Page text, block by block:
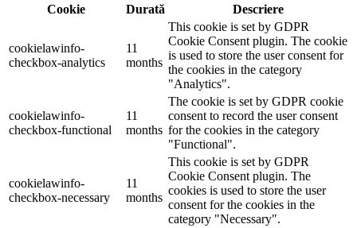
Cookie
Durată Descriere
cookielawinfo-
checkbox-analytics
11
months
This cookie is set by GDPR
Cookie Consent plugin. The cookie
is used to store the user consent for
the cookies in the category
"Analytics".
cookielawinfo-
checkbox-functional
11
months
The cookie is set by GDPR cookie
consent to record the user consent
for the cookies in the category
"Functional".
cookielawinfo-
checkbox-necessary
11
months
This cookie is set by GDPR
Cookie Consent plugin. The
cookies is used to store the user
consent for the cookies in the
category "Necessary".